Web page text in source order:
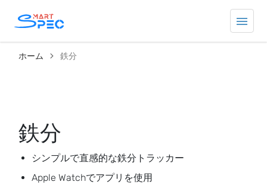
ホーム 鉄分
鉄分
シンプルで直感的な鉄分トラッカー
Apple Watchでアプリを使用